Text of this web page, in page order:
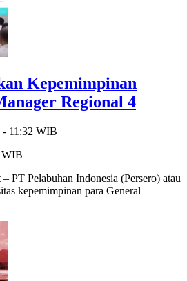
Kepemimpinan
Regional 4
- 11:32 WIB
WIB
Pelabuhan Indonesia (Persero) atau
kepemimpinan para General